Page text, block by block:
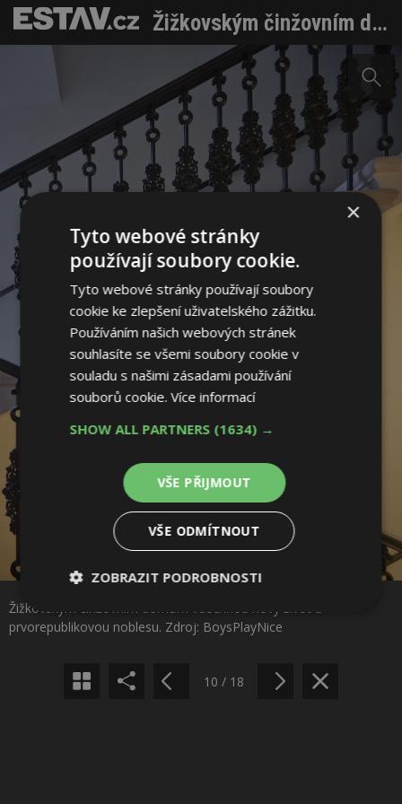
Žižkovským činžovním domům vdechnou nový život a prvorepublikovou noblesu
Žižkovským činžovním domům vdechnou nový život a
prvorepublikovou noblesu. Zdroj: BoysPlayNice
Sdílet na Pinterestu
10 / 18
×
Tyto webové stránky
používají soubory cookie.
Tyto webové stránky používají soubory
cookie ke zlepšení uživatelského zážitku.
Používáním našich webových stránek
souhlasíte se všemi soubory cookie v
souladu s našimi zásadami používání
souborů cookie.Více informací
SHOW ALL PARTNERS (1634) →
VŠE PŘIJMOUT
VŠE ODMÍTNOUT
ZOBRAZIT PODROBNOSTI
Nezbytně
nutné
Výkonové
soubory
Soubory
cílení